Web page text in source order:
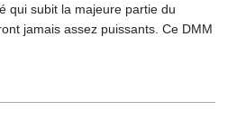
qui subit la majeure partie du
jamais assez puissants. Ce DMM